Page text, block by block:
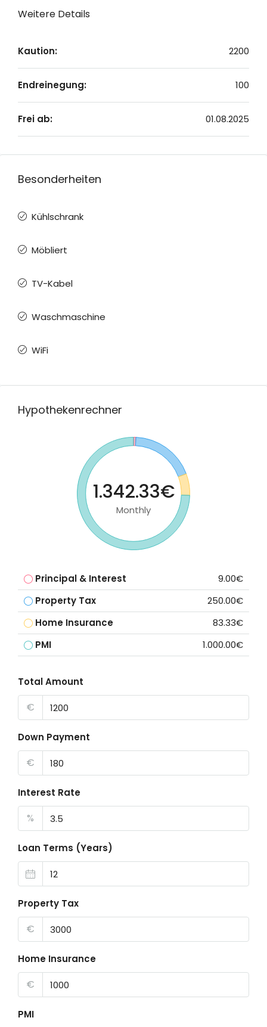
Weitere Details
Kaution: 2200
Endreinegung: 100
Frei ab: 01.08.2025
Besonderheiten
Kühlschrank
Möbliert
TV-Kabel
Waschmaschine
WiFi
Hypothekenrechner
1.342.33€
Monthly
Principal & Interest
9.00€
Property Tax
250.00€
Home Insurance
83.33€
PMI
1.000.00€
Total Amount
€
Down Payment
€
Interest Rate
%
Loan Terms (Years)
Property Tax
€
Home Insurance
€
PMI